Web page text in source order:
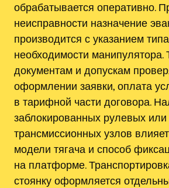
обрабатывается оперативно.
неисправности назначение
производится с указанием
необходимости манипулятора.
документам и допускам
оформлении заявки, оплата
в тарифной части договора.
заблокированных рулевых или
трансмиссионных узлов
модели тягача и способ
на платформе.
стоянку оформляется